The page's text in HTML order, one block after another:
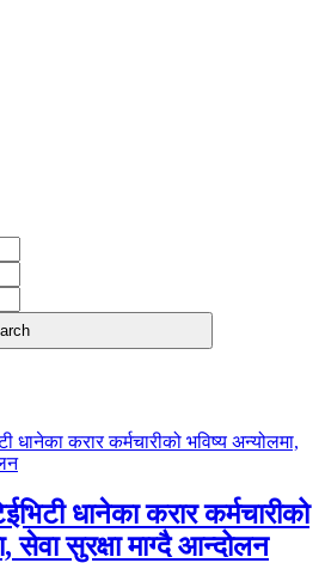
धानेका करार कर्मचारीको
सेवा सुरक्षा माग्दै आन्दोलन